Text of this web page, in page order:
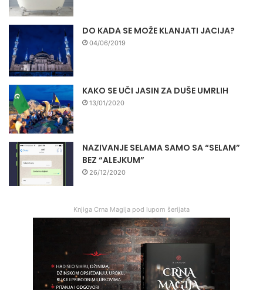
DO KADA SE MOŽE KLANJATI JACIJA?
04/06/2019
KAKO SE UČI JASIN ZA DUŠE UMRLIH
13/01/2020
NAZIVANJE SELAMA SAMO SA “SELAM”
BEZ “ALEJKUM”
26/12/2020
Knjiga Crna Magija pod lupom šerijata